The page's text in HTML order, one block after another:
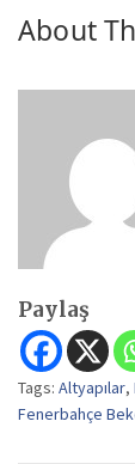
About
Paylaş
Tags: Altyapılar,
Fenerbahçe